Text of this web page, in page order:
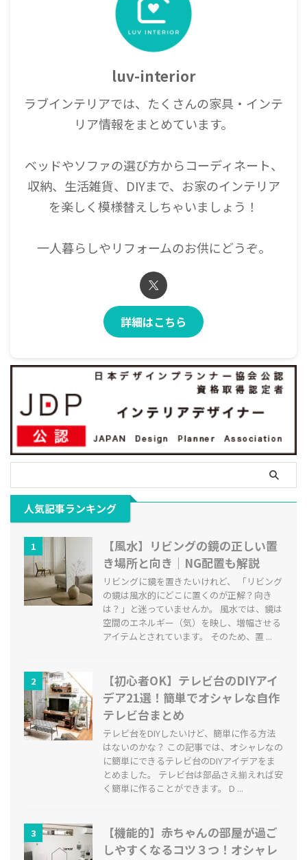
luv-interior
ラブインテリアでは、たくさんの家具・インテ
リア情報をまとめています。
ベッドやソファの選び方からコーディネート、
収納、生活雑貨、DIYまで、お家のインテリア
を楽しく模様替えしちゃいましょう！
一人暮らしやリフォームのお供にどうぞ。
詳細はこちら
人気記事ランキング
1
【風水】リビングの鏡の正しい置
き場所と向き｜NG配置も解説
リビングに鏡を置きたいけれど、 「リビング
の鏡は風水的にどこに置くのが正解？向き
は？」と迷っていませんか。 風水では、鏡は
空間のエネルギー（気）を映し、増幅させる
アイテムとされています。 そのため、置 ...
2
【初心者OK】テレビ台のDIYアイ
デア21選！簡単でオシャレな自作
テレビ台まとめ
テレビ台をDIYしたいけど、簡単に作る方法
はないのかな？ この記事では、オシャレなの
に簡単にできるテレビ台のDIYアイデアをま
とめました。 テレビ台は部品さえ揃えれば安
く簡単に作ることができます。 D ...
3
【機能的】赤ちゃんの部屋が過ご
しやすくなるコツ３つ！オシャレ